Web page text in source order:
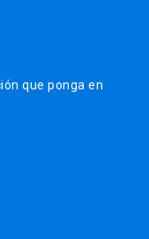
que ponga en